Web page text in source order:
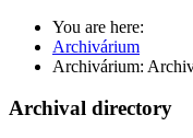
You are here:
Archivárium
Archivárium:
Archival directory